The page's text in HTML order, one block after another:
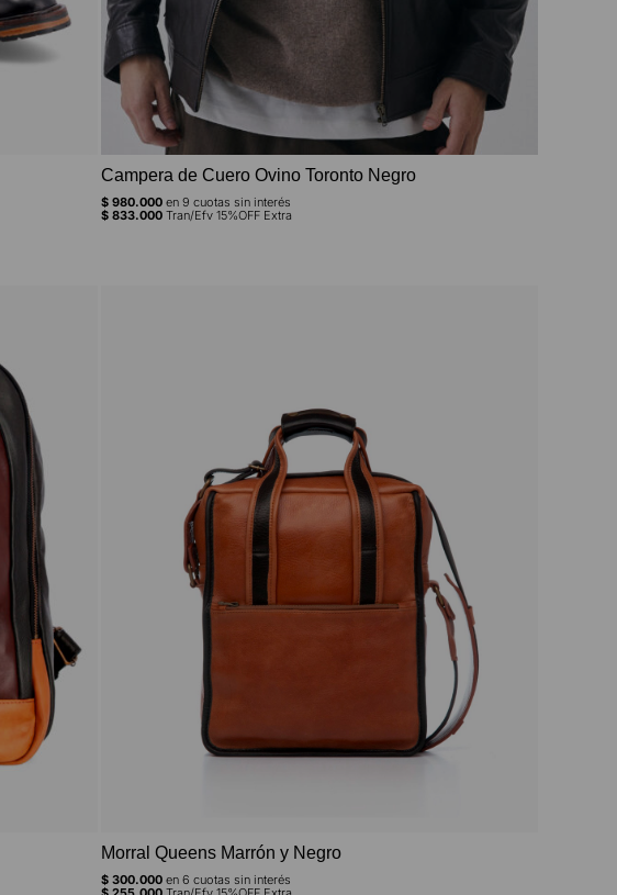
Campera de Cuero Ovino Toronto Negro
$ 980.000 en 9 cuotas sin interés
$ 833.000 Tran/Efv 15%OFF Extra
Morral Queens Marrón y Negro
$ 300.000 en 6 cuotas sin interés